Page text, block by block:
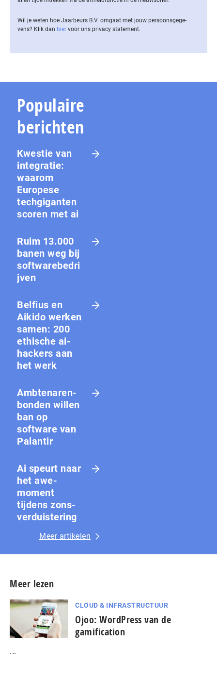
Wil je weten hoe Jaarbeurs B.V. omgaat met jouw per­soons­ge­ge­
vens? Klik dan hier voor ons privacy statement.
Populaire
berichten
Kwestie van
integratie:
waarom
Europese
techgiganten
scoren met ai
Ruim 13.000
banen weg bij
softwarebedri
jven
Belfius en
Aikido werken
samen: 200
ethische ai-
hackers aan
het werk
Amb­te­na­ren­
bon­den willen
ban op
software van
Palantir
Ai speurt naar
het awe-
moment
tijdens zons­
ver­duis­te­ring
Meer artikelen
Meer lezen
CLOUD & INFRASTRUCTUUR
Ojoo: WordPress van de
gamification
...